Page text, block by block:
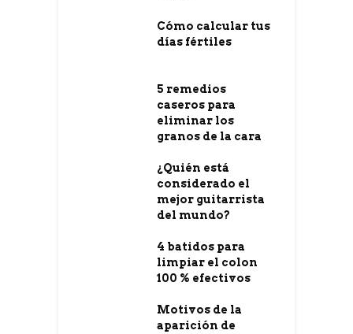
Cómo calcular tus
días fértiles
5 remedios
caseros para
eliminar los
granos de la cara
¿Quién está
considerado el
mejor guitarrista
del mundo?
4 batidos para
limpiar el colon
100 % efectivos
Motivos de la
aparición de